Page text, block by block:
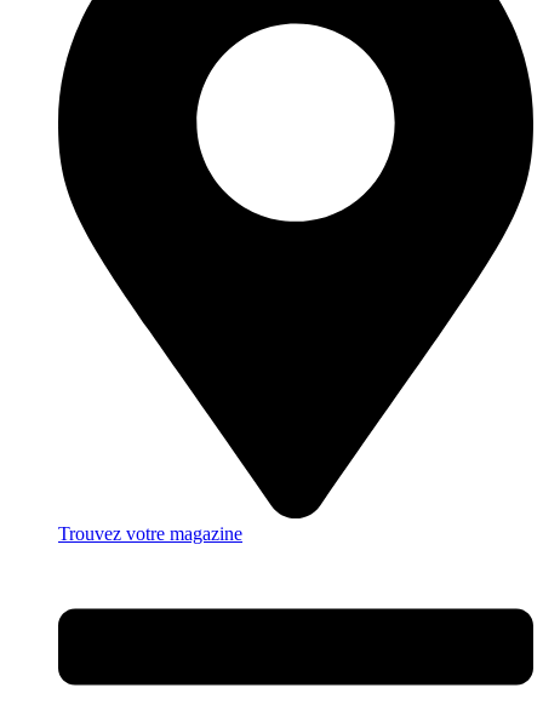
Trouvez votre magazine